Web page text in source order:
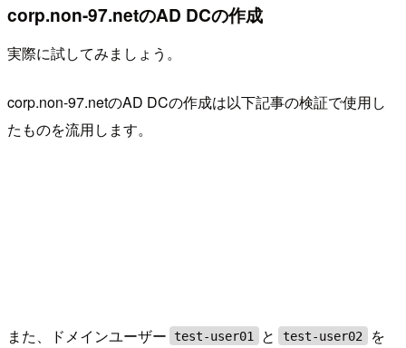
corp.non-97.netのAD DCの作成
実際に試してみましょう。
corp.non-97.netのAD DCの作成は以下記事の検証で使用し
たものを流用します。
また、ドメインユーザー test-user01 と test-user02
を